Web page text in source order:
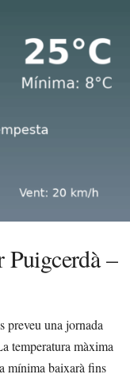
Puigcerdà –
preveu una jornada
temperatura màxima
mínima baixarà fins